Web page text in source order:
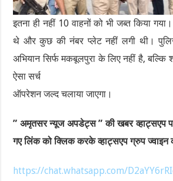
इतना ही नहीं 10 वाहनों को भी जब्त किया
थे और कुछ की नंबर प्लेट नहीं लगी थी।
अभियान सिर्फ मकबूलपुरा के लिए नहीं है, बल्कि
ऐसा सर्च
ऑपरेशन जल्द चलाया जाएगा।
” अमृतसर न्यूज अपडेट्स ” की खबर व्हाट्सएप
गए लिंक को क्लिक करके व्हाट्सएप ग्रुप ज्वाइन
https://chat.whatsapp.com/